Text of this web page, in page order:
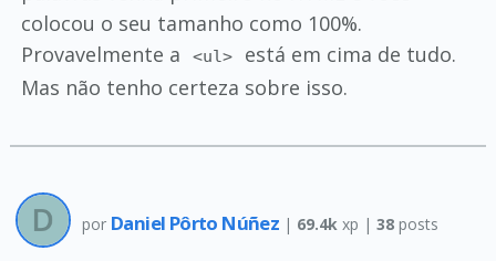
colocou o seu tamanho como 100%.
Provavelmente a
<ul>
está em cima de tudo.
Mas não tenho certeza sobre isso.
por Daniel Pôrto Núñez | 69.4k xp | 38posts